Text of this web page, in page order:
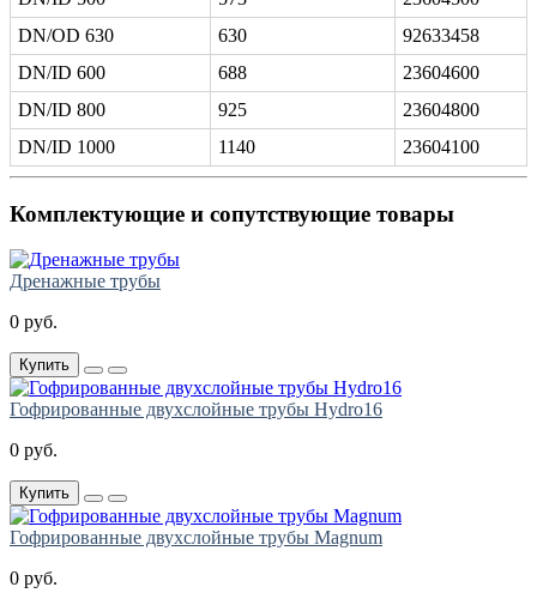
DN/OD 630
630
92633458
DN/ID 600
688
23604600
DN/ID 800
925
23604800
DN/ID 1000
1140 23604100
Комплектующие и сопутствующие товары
Дренажные трубы
0 руб.
Купить
Гофрированные двухслойные трубы Hydro16
0 руб.
Купить
Гофрированные двухслойные трубы Magnum
0 руб.